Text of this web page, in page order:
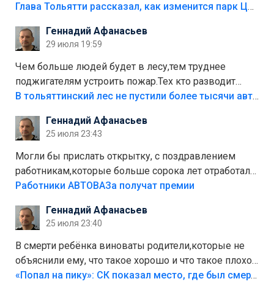
аттракционам слабо доделать?А то бордюры
лежала в парке и испортилась.Да еще,видимо,часть
украли.
Глава Тольятти рассказал, как изменится парк Центрального района
Геннадий Афанасьев
29 июля 19:59
Чем больше людей будет в лесу,тем труднее
поджигателям устроить пожар.Тех кто разводит
костры,тех надо безбожно штрафовать.Камер полно
Штрафы мизерные.
В тольяттинский лес не пустили более тысячи автомобилей
Геннадий Афанасьев
25 июля 23:43
Могли бы прислать открытку, с поздравлением
работникам,которые больше сорока лет отработали
на предприятии.
Работники АВТОВАЗа получат премии
Геннадий Афанасьев
25 июля 23:40
В смерти ребёнка виноваты родители,которые не
объяснили ему, что такое хорошо и что такое плохо!
Лезть через такой забор,верх безумия,есть же
«Попал на пику»: СК показал место, где был смертельно травмирован ребенок в Тольятти